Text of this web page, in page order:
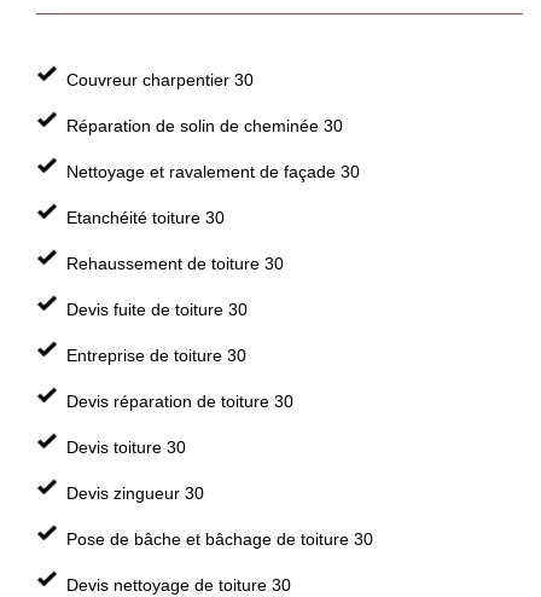
Couvreur charpentier 30
Réparation de solin de cheminée 30
Nettoyage et ravalement de façade 30
Etanchéité toiture 30
Rehaussement de toiture 30
Devis fuite de toiture 30
Entreprise de toiture 30
Devis réparation de toiture 30
Devis toiture 30
Devis zingueur 30
Pose de bâche et bâchage de toiture 30
Devis nettoyage de toiture 30